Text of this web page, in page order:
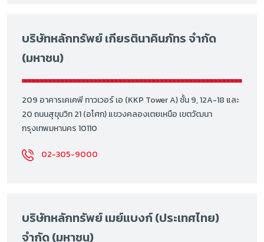
บริษัทหลักทรัพย์ เกียรตินาคินภัทร จำกัด
(มหาชน)
209 อาคารเคเคพี ทาวเวอร์ เอ (KKP Tower A) ชั้น 9, 12A-18 และ
20 ถนนสุขุมวิท 21 (อโศก) แขวงคลองเตยเหนือ เขตวัฒนา
กรุงเทพมหานคร 10110
02-305-9000
บริษัทหลักทรัพย์ เมย์แบงก์ (ประเทศไทย)
จำกัด (มหาชน)